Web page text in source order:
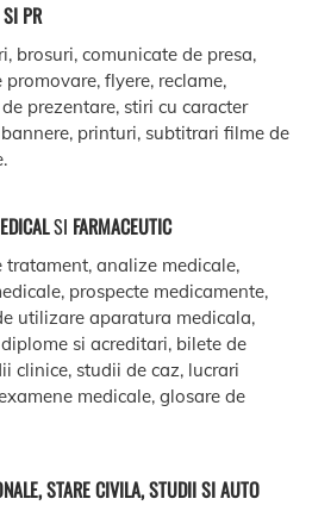
PR
brosuri, comunicate de presa,
flyere, reclame,
prezentare, stiri cu caracter
printuri, subtitrari filme de
SI FARMACEUTIC
tratament, analize medicale,
prospecte medicamente,
utilizare aparatura medicala,
si acreditari, bilete de
clinice, studii de caz, lucrari
medicale, glosare de
STARE CIVILA, STUDII SI AUTO